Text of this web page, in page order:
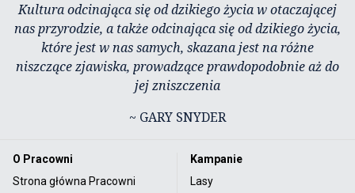
Kultura odcinająca się od dzikiego życia w otaczającej
nas przyrodzie, a także odcinająca się od dzikiego życia,
które jest w nas samych, skazana jest na różne
niszczące zjawiska, prowadzące prawdopodobnie aż do
jej zniszczenia
~ GARY SNYDER
O Pracowni
Strona główna Pracowni
Kampanie
Lasy